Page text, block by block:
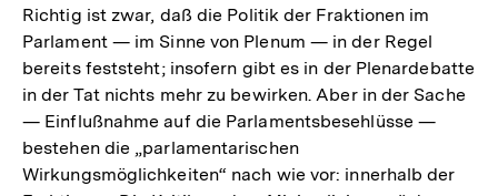
Richtig ist zwar, daß die Politik der Fraktionen im
Parlament — im Sinne von Plenum — in der Regel
bereits feststeht; insofern gibt es in der Plenardebatte
in der Tat nichts mehr zu bewirken. Aber in der Sache
— Einflußnahme auf die Parlamentsbesehlüsse —
bestehen die „parlamentarischen
Wirkungsmöglichkeiten“ nach wie vor: innerhalb derZum